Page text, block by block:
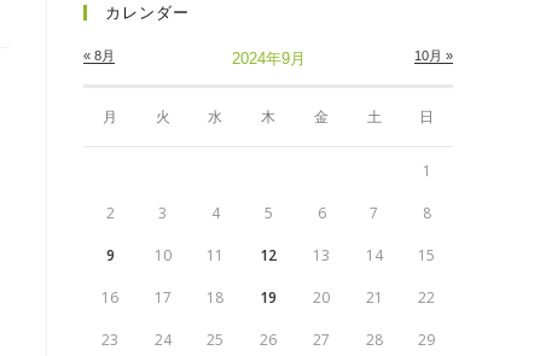
カレンダー
2024年9月
月 火 水 木 金 土 日
« 8月 10月 »
1
2 3 4 5 6 7 8
9 10 11 12 13 14 15
16 17 18 19 20 21 22
23 24 25 26 27 28 29